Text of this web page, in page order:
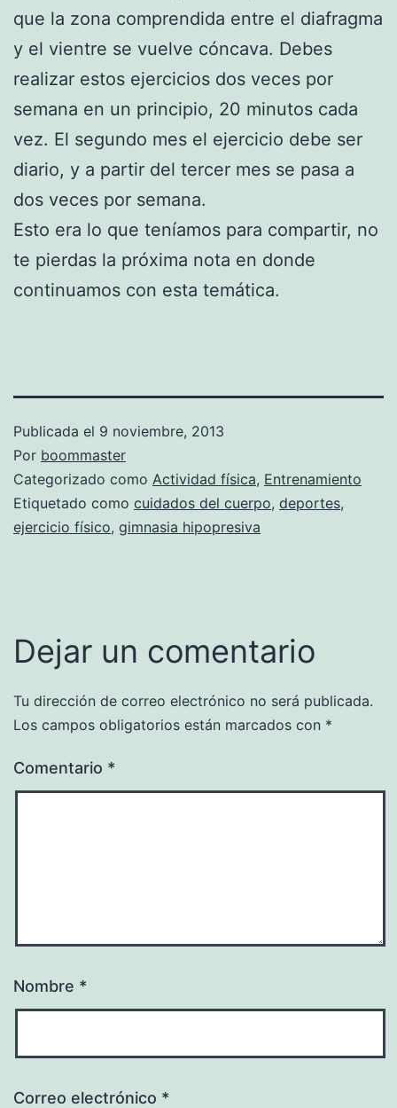
que la zona comprendida entre el diafragma
y el vientre se vuelve cóncava. Debes
realizar estos ejercicios dos veces por
semana en un principio, 20 minutos cada
vez. El segundo mes el ejercicio debe ser
diario, y a partir del tercer mes se pasa a
dos veces por semana.
Esto era lo que teníamos para compartir, no
te pierdas la próxima nota en donde
continuamos con esta temática.
Publicada el 9 noviembre, 2013
Por boommaster
Categorizado como Actividad física, Entrenamiento
Etiquetado como cuidados del cuerpo, deportes,
ejercicio físico, gimnasia hipopresiva
Dejar un comentario
Tu dirección de correo electrónico no será publicada.
Los campos obligatorios están marcados con *
Comentario *
Nombre *
Correo electrónico *